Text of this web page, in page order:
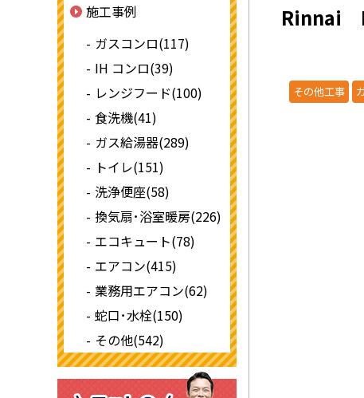
Rinnai
その他工事
施工事例
ガスコンロ(117)
IH コンロ(39)
レンジフード(100)
食洗機(41)
ガス給湯器(289)
トイレ(151)
洗浄便座(58)
換気扇･浴室暖房(226)
エコキュート(78)
エアコン(415)
業務用エアコン(62)
蛇口･水栓(150)
その他(542)